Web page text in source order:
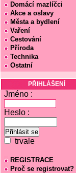
Domácí mazlíčci
Akce a oslavy
Města a bydlení
Vaření
Cestování
Příroda
Technika
Ostatní
PŘIHLÁŠENÍ
Jméno :
Heslo :
trvale
REGISTRACE
Proč se registrovat?